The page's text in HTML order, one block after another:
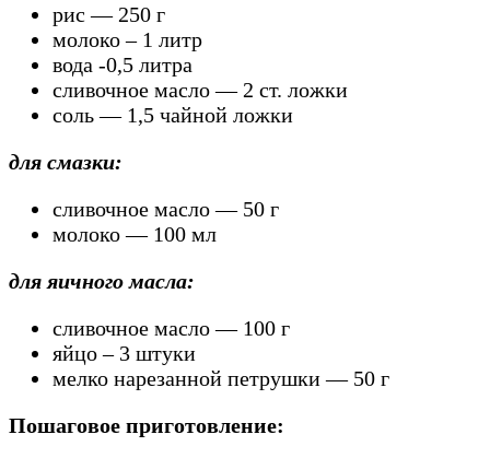
рис — 250 г
молоко – 1 литр
вода -0,5 литра
сливочное масло — 2 ст. ложки
соль — 1,5 чайной ложки
для смазки:
сливочное масло — 50 г
молоко — 100 мл
для яичного масла:
сливочное масло — 100 г
яйцо – 3 штуки
мелко нарезанной петрушки — 50 г
Пошаговое приготовление: